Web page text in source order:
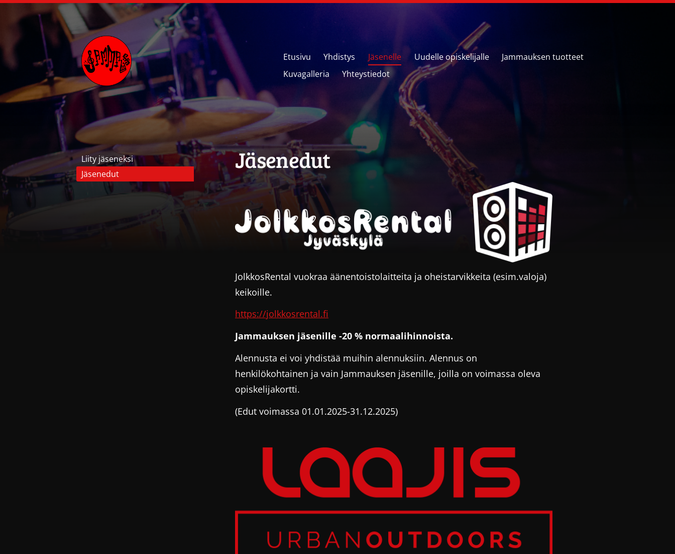
sisältöön
Jammaus ry
Etusivu Yhdistys Jäsenelle Uudelle opiskelijalle
Jammauksen tuotteet
Kuvagalleria
Yhteystiedot
Liity jäseneksi
Jäsenedut
Jäsenedut
JolkkosRental vuokraa äänentoistolaitteita ja oheistarvikkeita (esim.valoja)
keikoille.
https://jolkkosrental.fi
Jammauksen jäsenille -20 % normaalihinnoista.
Alennusta ei voi yhdistää muihin alennuksiin. Alennus on
henkilökohtainen ja vain Jammauksen jäsenille, joilla on voimassa oleva
opiskelijakortti.
(Edut voimassa 01.01.2025-31.12.2025)